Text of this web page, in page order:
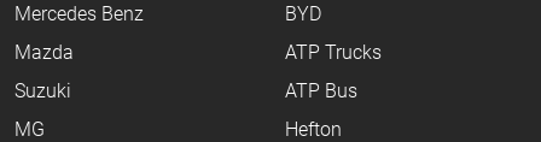
Mercedes Benz
Mazda
Suzuki
MG
BYD
ATP Trucks
ATP Bus
Hefton